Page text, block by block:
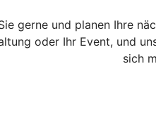
gerne und planen Ihre
oder Ihr Event, und
sich